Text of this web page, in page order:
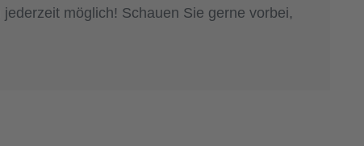
möglich! Schauen Sie gerne vorbei,